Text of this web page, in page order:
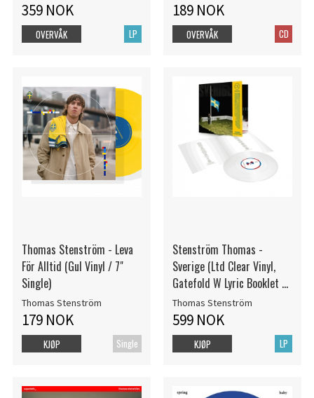
359 NOK
LP
OVERVÅK
189 NOK
CD
OVERVÅK
Thomas Stenström - Leva
För Alltid (Gul Vinyl / 7"
Single)
Thomas Stenström
179 NOK
Single
KJØP
Stenström Thomas -
Sverige (Ltd Clear Vinyl,
Gatefold W Lyric Booklet +
Signed Card)
Thomas Stenström
599 NOK
LP
KJØP